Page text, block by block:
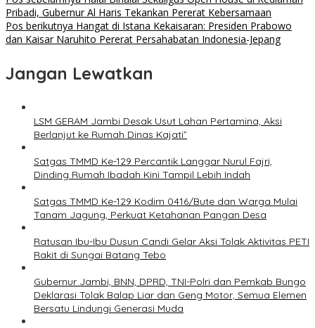
Pribadi, Gubernur Al Haris Tekankan Pererat Kebersamaan
Pos berikutnya Hangat di Istana Kekaisaran: Presiden Prabowo
dan Kaisar Naruhito Pererat Persahabatan Indonesia-Jepang
Jangan Lewatkan
LSM GERAM Jambi Desak Usut Lahan Pertamina, Aksi
Berlanjut ke Rumah Dinas Kajati”
Satgas TMMD Ke-129 Percantik Langgar Nurul Fajri,
Dinding Rumah Ibadah Kini Tampil Lebih Indah
Satgas TMMD Ke-129 Kodim 0416/Bute dan Warga Mulai
Tanam Jagung, Perkuat Ketahanan Pangan Desa
Ratusan Ibu-Ibu Dusun Candi Gelar Aksi Tolak Aktivitas PETI
Rakit di Sungai Batang Tebo
Gubernur Jambi, BNN, DPRD, TNI-Polri dan Pemkab Bungo
Deklarasi Tolak Balap Liar dan Geng Motor, Semua Elemen
Bersatu Lindungi Generasi Muda